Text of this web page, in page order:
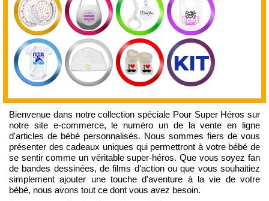
Bienvenue dans notre collection spéciale Pour Super Héros sur
notre site e-commerce, le numéro un de la vente en ligne
d'articles de bébé personnalisés. Nous sommes fiers de vous
présenter des cadeaux uniques qui permettront à votre bébé de
se sentir comme un véritable super-héros. Que vous soyez fan
de bandes dessinées, de films d'action ou que vous souhaitiez
simplement ajouter une touche d'aventure à la vie de votre
bébé, nous avons tout ce dont vous avez besoin.